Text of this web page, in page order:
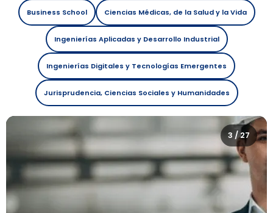
Business School Ciencias Médicas, de la Salud y la Vida
Ingenierías Aplicadas y Desarrollo Industrial
Ingenierías Digitales y Tecnologías Emergentes
Jurisprudencia, Ciencias Sociales y Humanidades
3 /27